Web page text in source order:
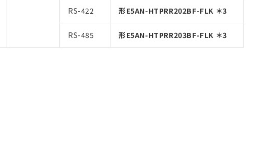
RS-422 形E5AN-HTPRR202BF-FLK ＊3
RS-485 形E5AN-HTPRR203BF-FLK ＊3